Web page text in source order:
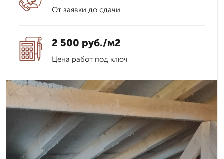
От заявки до сдачи
2 500 руб./м2
Цена работ под ключ